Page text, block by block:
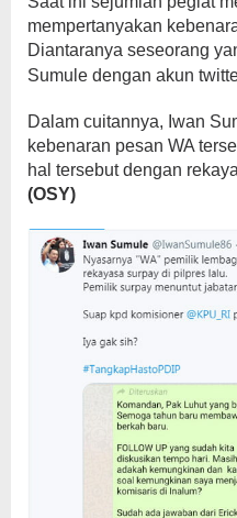
mempertanyakan
Diantaranya seseorang
Sumule dengan akun
Dalam cuitannya, Iwan
kebenaran pesan WA
hal tersebut dengan
(OSY)